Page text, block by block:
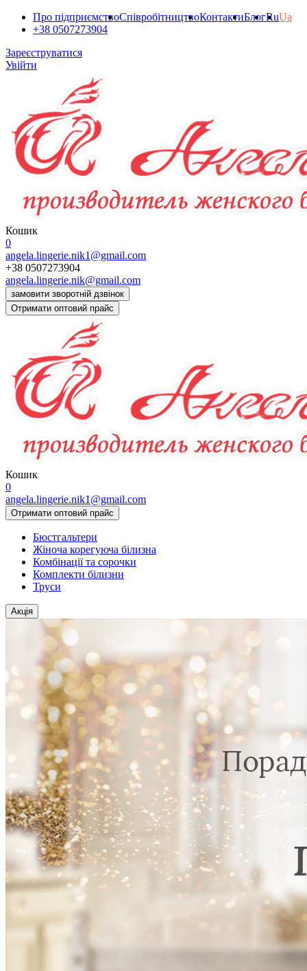
Про підприємствоСпівробітництвоКонтактиБлогRuUa
+38 0507273904
Зареєструватися
Увійти
Кошик
0
angela.lingerie.nik1@gmail.com
+38 0507273904
angela.lingerie.nik@gmail.com
замовити зворотній дзвінок
Отримати оптовий прайс
Кошик
0
angela.lingerie.nik1@gmail.com
Отримати оптовий прайс
Бюстгальтери
Жіноча корегуюча білизна
Комбінації та сорочки
Комплекти білизни
Труси
Акцiя